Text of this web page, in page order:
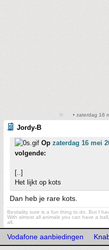
• zaterdag 16
Jordy-B
Op zaterdag 16 mei
volgende:
[..]
Het lijkt op kots
Dan heb je rare kots.
Bestiality sure is a fun thing to do. But I
With almost all animals you can have a
all.
Vodafone aanbiedingen